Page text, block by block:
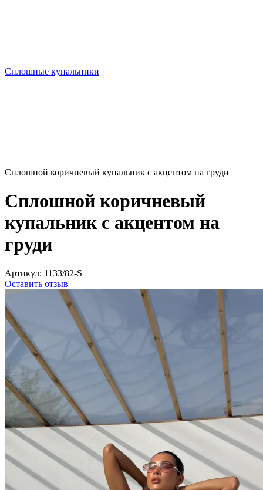
Сплошные купальники
Сплошной коричневый купальник с акцентом на груди
Сплошной коричневый
купальник с акцентом на
груди
Артикул: 1133/82-S
Оставить отзыв